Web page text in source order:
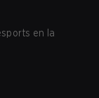
en la